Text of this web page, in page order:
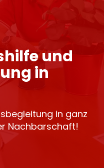
und
in
in ganz
Nachbarschaft!